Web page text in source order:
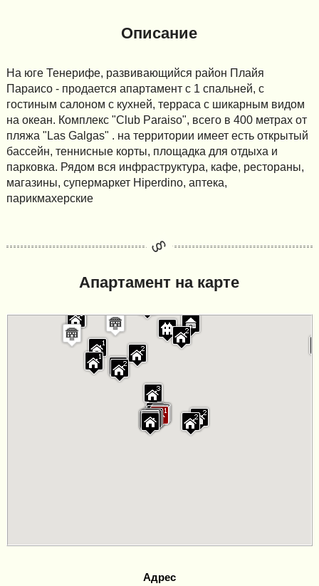
Описание
На юге Тенерифе, развивающийся район Плайя
Параисо - продается апартамент с 1 спальней, с
гостиным салоном c кухней, терраса с шикарным видом
на океан. Комплекс "Club Paraiso", всего в 400 метрах от
пляжа "Las Galgas" . на территории имеет есть открытый
бассейн, теннисные корты, площадка для отдыха и
парковка. Рядом вся инфраструктура, кафе, рестораны,
магазины, супермаркет Hiperdino, аптека,
парикмахерские
Апартамент на карте
Адрес